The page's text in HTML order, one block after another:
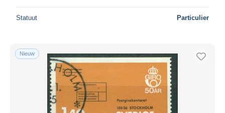
Statuut Particulier
Nieuw